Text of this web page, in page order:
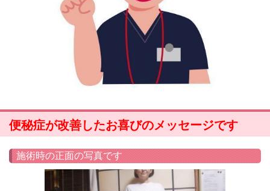
便秘症が改善したお喜びのメッセージです
施術時の正面の写真です